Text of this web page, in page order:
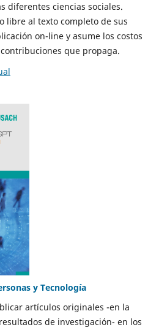
diferentes ciencias sociales.
libre al texto completo de sus
on-line y asume los costos
que propaga.
y Tecnología
artículos originales -en la
de investigación- en los